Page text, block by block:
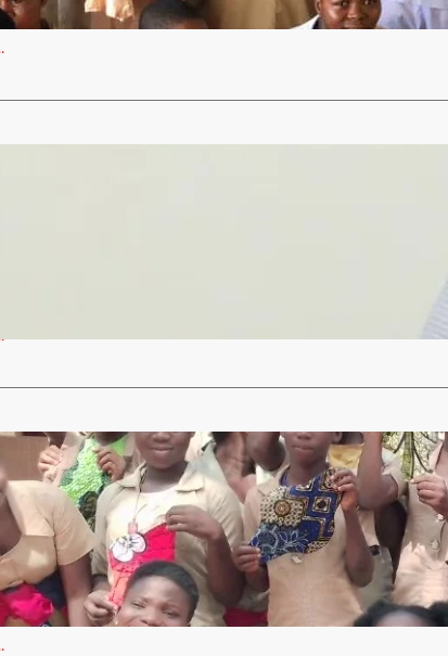
Dogbo, a abrité…
à l’hygiène menstruelle en milieu rural pour le
filles à l’école : ProGen Bénin forme 52 élèves
garçons du CEG Kpozoun
22 décembre 2023
sans but lucratif ProGen Bénin, avec le soutien de ses
procédé ce…